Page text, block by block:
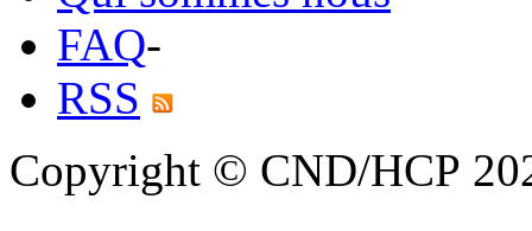
FAQ-
RSS
Copyright © CND/HCP